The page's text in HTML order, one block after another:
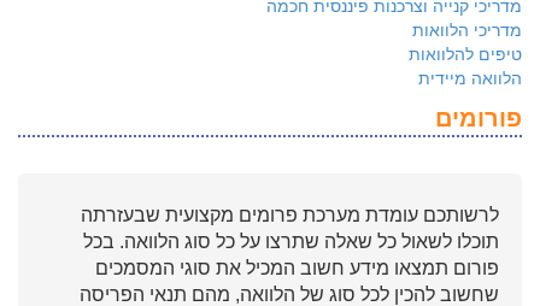
מדריכי קנייה וצרכנות פיננסית חכמה
מדריכי הלוואות
טיפים להלוואות
הלוואה מיידית
פורומים
לרשותכם עומדת מערכת פרומים מקצועית שבעזרתה
תוכלו לשאול כל שאלה שתרצו על כל סוג הלוואה. בכל
פורום תמצאו מידע חשוב המכיל את סוגי המסמכים
שחשוב להכין לכל סוג של הלוואה, מהם תנאי הפריסה